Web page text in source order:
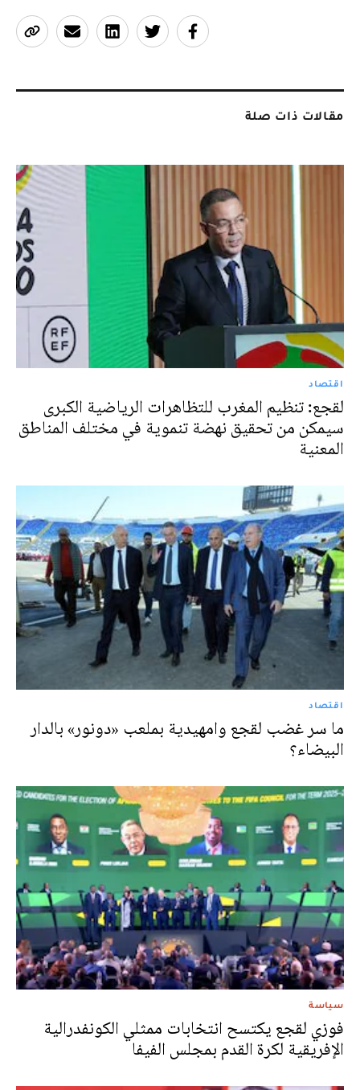
مقالات ذات صلة
اقتصاد
لقجع: تنظيم المغرب للتظاهرات الرياضية الكبرى
سيمكن من تحقيق نهضة تنموية في مختلف المناطق
المعنية
اقتصاد
ما سر غضب لقجع وامهيدية بملعب «دونور» بالدار
البيضاء؟
سياسة
فوزي لقجع يكتسح انتخابات ممثلي الكونفدرالية
الإفريقية لكرة القدم بمجلس الفيفا